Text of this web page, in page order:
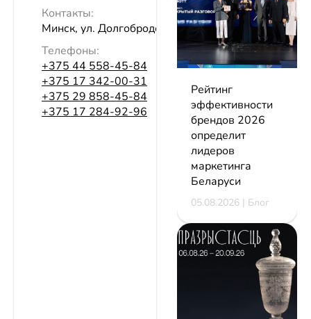
Контакты:
Минск, ул. Долгобродская, 16, эт. 1
Телефоны:
+375 44 558-45-84
+375 17 342-00-31
+375 29 858-45-84
+375 17 284-92-96
Рейтинг
эффективности
брендов 2026
определит
лидеров
маркетинга
Беларуси
05.08.2026 | Блог